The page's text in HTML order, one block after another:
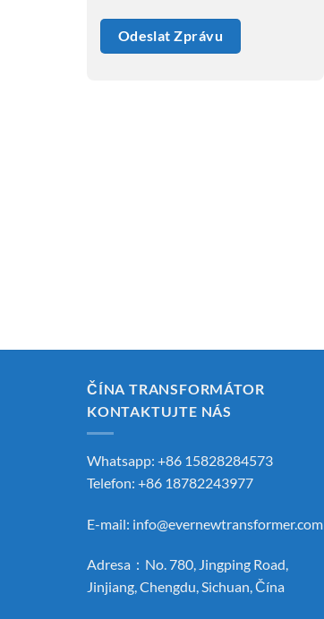
ČÍNA TRANSFORMÁTOR
KONTAKTUJTE NÁS
Whatsapp: +86 15828284573
Telefon: +86 18782243977
E-mail: info@evernewtransformer.com
Adresa：No. 780, Jingping Road,
Jinjiang, Chengdu, Sichuan, Čína